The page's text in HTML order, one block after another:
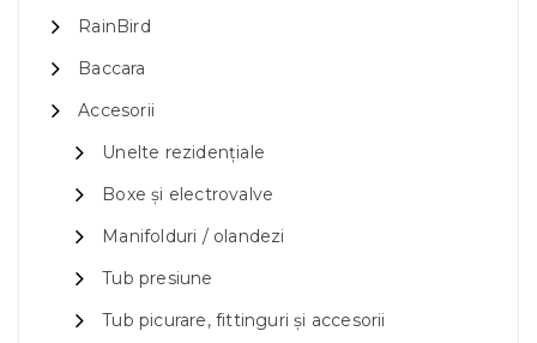
RainBird
Baccara
Accesorii
Unelte rezidențiale
Boxe și electrovalve
Manifolduri / olandezi
Tub presiune
Tub picurare, fittinguri și accesorii